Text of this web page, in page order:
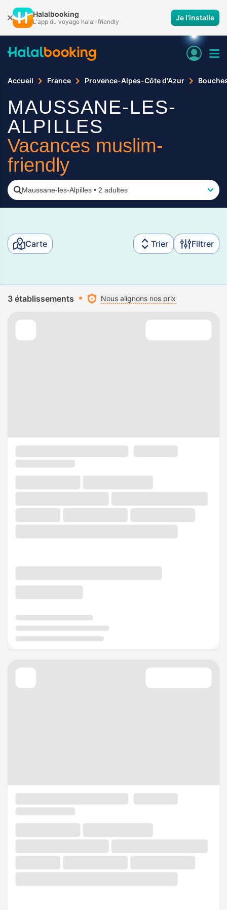
Halalbooking
L'app du voyage halal-friendly Je l'installe
Accueil France Provence-Alpes-Côte d'Azur
MAUSSANE-LES-
ALPILLES
Vacances muslim-
friendly
Maussane-les-Alpilles • 2 adultes
Carte Trier Filtrer
3 établissements Nous alignons nos prix